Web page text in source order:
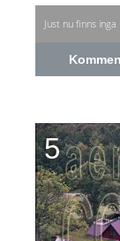
Just nu finns
5